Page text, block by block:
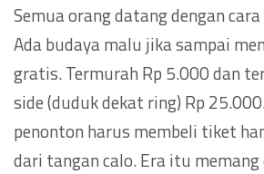
Semua orang datang dengan
Ada budaya malu jika sampai
gratis. Termurah Rp 5.000 dan
side (duduk dekat ring) Rp
penonton harus membeli tiket
dari tangan calo. Era itu memang